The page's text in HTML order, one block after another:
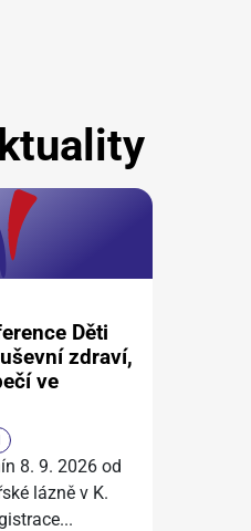
Děti
zdraví,
ve
8. 9. 2026 od
lázně v K.
...